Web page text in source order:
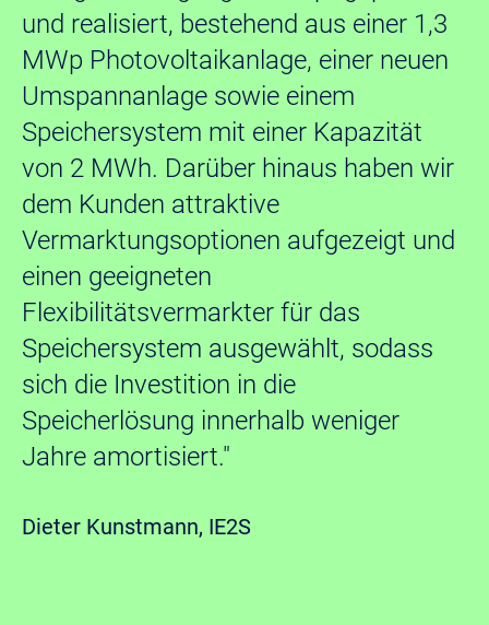
und realisiert, bestehend aus einer 1,3
MWp Photovoltaikanlage, einer neuen
Umspannanlage sowie einem
Speichersystem mit einer Kapazität
von 2 MWh. Darüber hinaus haben wir
dem Kunden attraktive
Vermarktungsoptionen aufgezeigt und
einen geeigneten
Flexibilitätsvermarkter für das
Speichersystem ausgewählt, sodass
sich die Investition in die
Speicherlösung innerhalb weniger
Jahre amortisiert."
Dieter Kunstmann, IE2S